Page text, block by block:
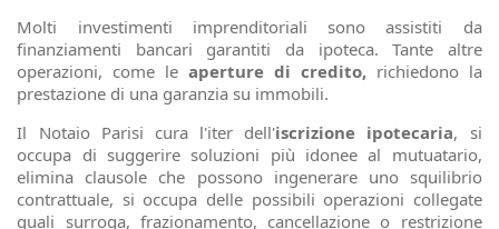
Molti investimenti imprenditoriali sono assistiti da
finanziamenti bancari garantiti da ipoteca. Tante altre
operazioni, come leaperture di credito,richiedono la
prestazione di una garanzia su immobili.
Il Notaio Parisi cura l'iter dell'iscrizione ipotecaria, si
occupa di suggerire soluzioni più idonee al mutuatario,
elimina clausole che possono ingenerare uno squilibrio
contrattuale, si occupa delle possibili operazioni collegate
quali surroga, frazionamento, cancellazione o restrizione